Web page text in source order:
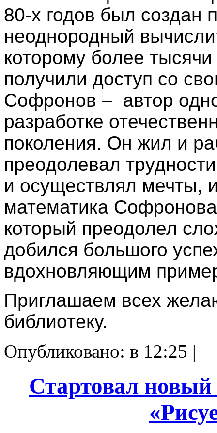
80-х годов был
неоднородный
которому более
получили доступ со
Софронов – автор
разработке
поколения. Он жил и
преодолевал
и осуществлял мечты,
математика
который преодолел
добился большого
вдохновляющим
Приглашаем всех
библиотеку.
Опубликовано: в 12:25 |
Стартовал новый